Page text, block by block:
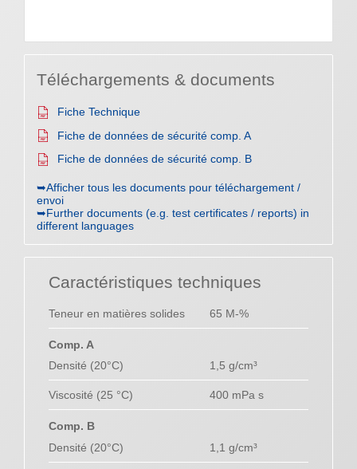
Téléchargements & documents
Fiche Technique
Fiche de données de sécurité comp. A
Fiche de données de sécurité comp. B
➥Afficher tous les documents pour téléchargement /
envoi
➥Further documents (e.g. test certificates / reports) in
different languages
Caractéristiques techniques
Teneur en matières solides 65 M-%
Comp. A
Densité (20°C)
1,5 g/cm³
Viscosité (25 °C) 400 mPa s
Comp. B
Densité (20°C)
1,1 g/cm³